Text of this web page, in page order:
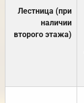
Лестница (при
наличии
второго этажа)